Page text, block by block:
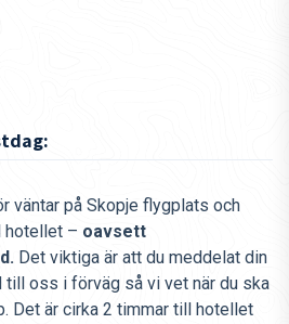
väntar på Skopje flygplats och
hotellet – oavsett
Det viktiga är att du meddelat din
till oss i förväg så vi vet när du ska
Det är cirka 2 timmar till hotellet